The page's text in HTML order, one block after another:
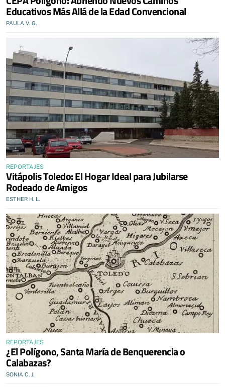
Educativos Más Allá de la Edad Convencional
PAULA V. G.
REPORTAJES
Vitápolis Toledo: El Hogar Ideal para Jubilarse
Rodeado de Amigos
ESTHER H. L.
REPORTAJES
¿El Polígono, Santa María de Benquerencia o
Calabazas?
SONIA C. J.